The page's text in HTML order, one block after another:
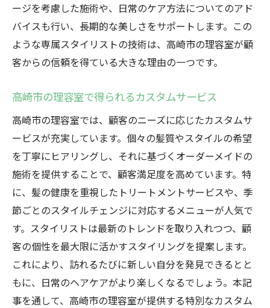
ージを考慮した施術や、日常のケア方法についてのアド
バイスも行い、長期的な美しさをサポートします。この
ような専属スタイリストの技術は、高崎市の理容室が顧
客からの信頼を得ている大きな理由の一つです。
高崎市の理容室で得られるカスタムサービス
高崎市の理容室では、顧客のニーズに応じたカスタムサ
ービスが充実しています。個々の髪質やスタイルの希望
を丁寧にヒアリングし、それに基づくオーダーメイドの
施術を提供することで、顧客満足度を高めています。特
に、髪の健康を重視したトリートメントサービスや、季
節ごとのスタイルチェンジに対応するメニューが人気で
す。スタイリストは最新のトレンドを取り入れつつ、顧
客の個性を最大限に活かすスタイリングを提案します。
これにより、訪れるたびに新しい自分を発見できるとと
もに、日常のヘアケアがより楽しくなるでしょう。本記
事を通して、高崎市の理容室が提供する特別なカスタム